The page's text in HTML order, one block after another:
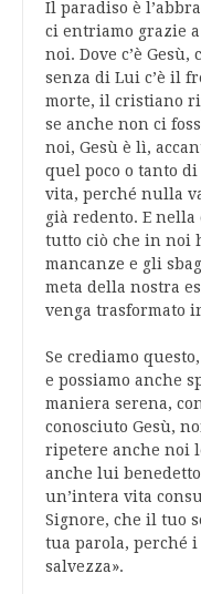
Il paradiso è
ci entriamo grazie
noi. Dove c’è
senza di Lui c’è il
morte, il cristiano
se anche non ci
noi, Gesù è lì,
quel poco o tanto di
vita, perché nulla
già redento. E nella
tutto ciò che in noi
mancanze e gli
meta della nostra
venga trasformato
Se crediamo
e possiamo anche
maniera serena,
conosciuto Gesù,
ripetere anche noi
anche lui
un’intera vita
Signore, che il tuo
tua parola, perché
salvezza».